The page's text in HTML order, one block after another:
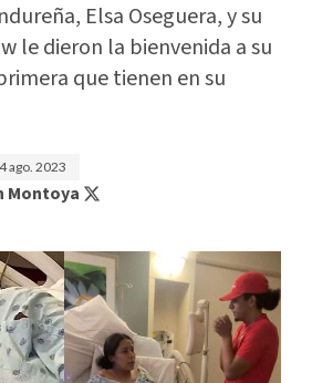
Elsa Oseguera, y su
le dieron la bienvenida a su
que tienen en su
ago. 2023
Montoya